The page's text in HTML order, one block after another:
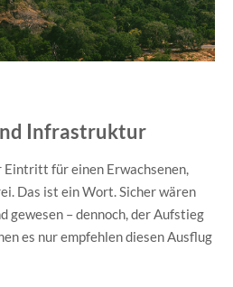
Infrastruktur
für einen Erwachsenen,
Das ist ein Wort. Sicher wären
gewesen – dennoch, der Aufstieg
es nur empfehlen diesen Ausflug